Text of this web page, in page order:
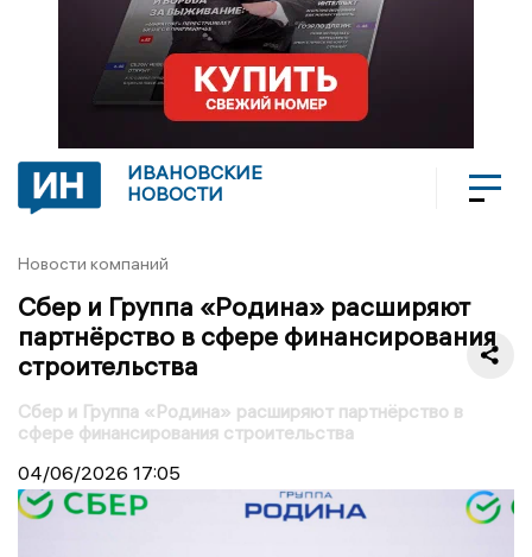
ИВАНОВСКИЕ
НОВОСТИ
Новости компаний
Сбер и Группа «Родина» расширяют
партнёрство в сфере финансирования
строительства
Сбер и Группа «Родина» расширяют партнёрство в
сфере финансирования строительства
04/06/2026 17:05